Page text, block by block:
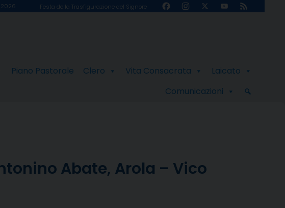
Festa della Trasfigurazione del Signore FacebookInstagram
X
YouTube
Feed
Piano Pastorale Clero Vita Consacrata
Laicato
Comunicazioni
Abate, Arola – Vico